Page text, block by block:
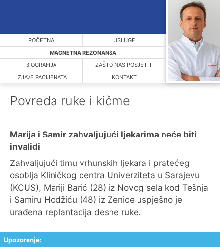
POČETNA
USLUGE
MAGNETNA REZONANSA
BIOGRAFIJA
ZAŠTO NAS POSJETITI
IZJAVE PACIJENATA
KONTAKT
Povreda ruke i kičme
Marija i Samir zahvaljujući ljekarima neće biti
invalidi
Zahvaljujući timu vrhunskih ljekara i pratećeg
osoblja Kliničkog centra Univerziteta u Sarajevu
(KCUS), Mariji Barić (28) iz Novog sela kod Tešnja
i Samiru Hodžiću (48) iz Zenice uspješno je
urađena replantacija desne ruke.
Upozorenje: